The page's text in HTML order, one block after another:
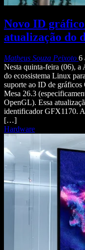
Novo ID
atualização do
Matheus Souza Peixoto 6
Nesta quinta-feira (06), a
do ecossistema Linux
suporte ao ID de
Mesa 26.3
OpenGL). Essa
identificador GFX1170.
[…]
Hardware